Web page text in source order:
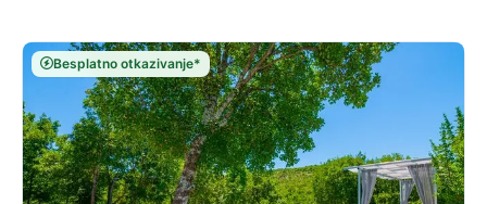
Besplatno otkazivanje*